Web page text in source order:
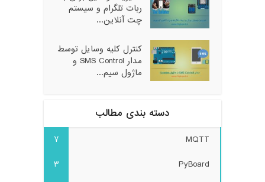
ربات تلگرام و سیستم
چت آنلاین...
کنترل کلیه وسایل توسط
مدار SMS Control و
ماژول سیم...
دسته بندی مطالب
MQTT
7
PyBoard
3